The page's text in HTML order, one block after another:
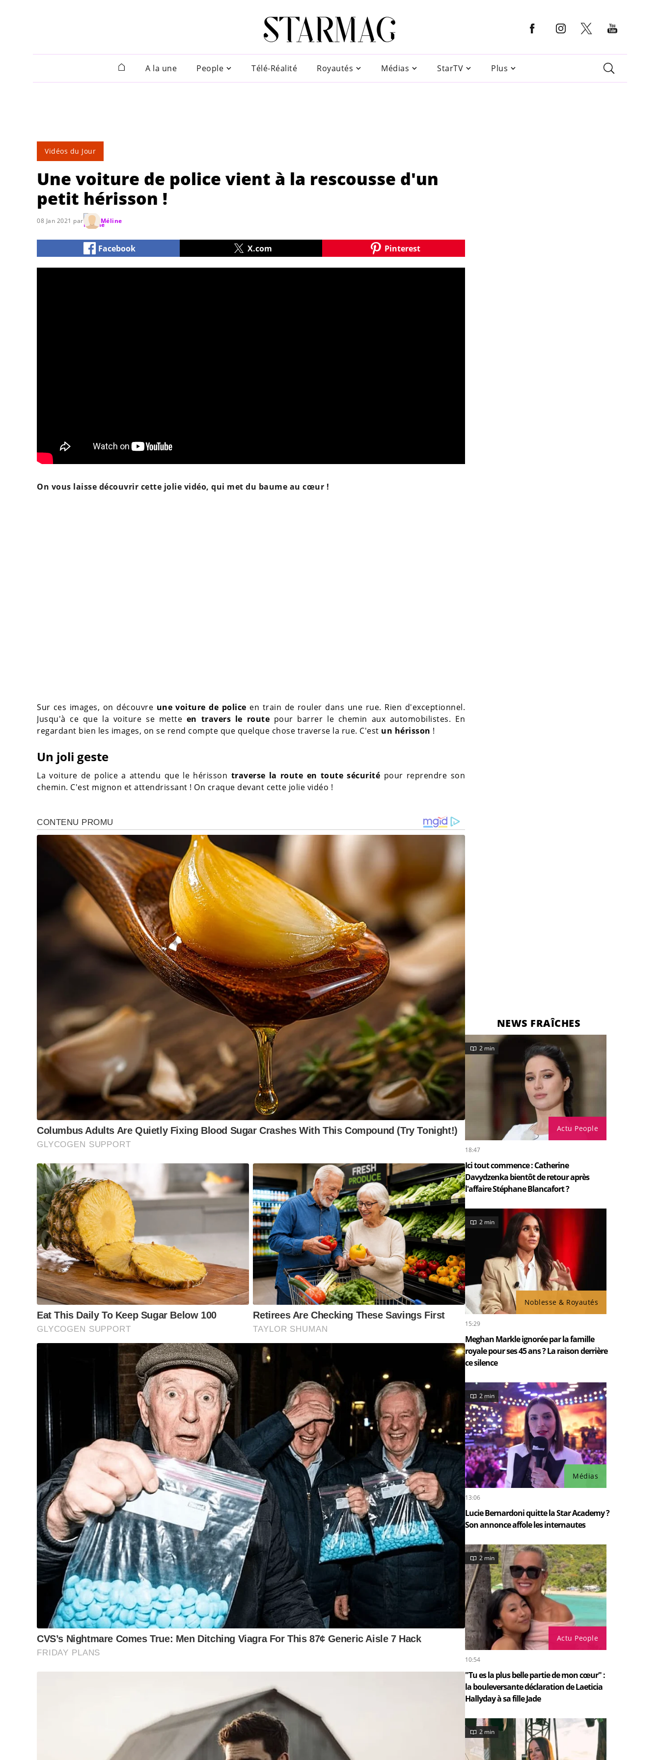
A la une People Télé-Réalité Royautés Médias StarTV Plus
Vidéos du Jour
Une voiture de police vient à la rescousse d'un
petit hérisson !
08 Jan 2021 par Méline
Facebook X.com Pinterest
On vous laisse découvrir cette jolie vidéo, qui met du baume au cœur !
Sur ces images, on découvre une voiture de police en train de rouler dans une rue. Rien d'exceptionnel.
Jusqu'à ce que la voiture se mette en travers le route pour barrer le chemin aux automobilistes. En
regardant bien les images, on se rend compte que quelque chose traverse la rue. C'est un hérisson !
Un joli geste
La voiture de police a attendu que le hérisson traverse la route en toute sécurité pour reprendre son
chemin. C'est mignon et attendrissant ! On craque devant cette jolie vidéo !
NEWS FRAÎCHES
Actu People
2 min
18:47
Ici tout commence : Catherine
Davydzenka bientôt de retour après
l'affaire Stéphane Blancafort ?
Noblesse & Royautés
2 min
15:29
Meghan Markle ignorée par la famille
royale pour ses 45 ans ? La raison derrière
ce silence
Médias
2 min
13:06
Lucie Bernardoni quitte la Star Academy ?
Son annonce affole les internautes
Actu People
2 min
10:54
"Tu es la plus belle partie de mon cœur" :
la bouleversante déclaration de Laeticia
Hallyday à sa fille Jade
2 min